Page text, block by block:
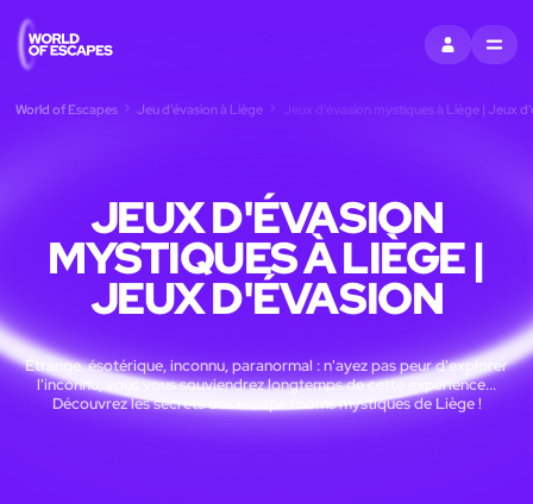
S'INSCRIREMENU
World of Escapes Jeu d'évasion à Liège Jeux d'évasion mystiques à Liège | Jeux
JEUX D'ÉVASION
MYSTIQUES À LIÈGE |
JEUX D'ÉVASION
Étrange, ésotérique, inconnu, paranormal : n'ayez pas peur d'explorer
l'inconnu, vous vous souviendrez longtemps de cette expérience...
Découvrez les secrets des escape rooms mystiques de Liège !